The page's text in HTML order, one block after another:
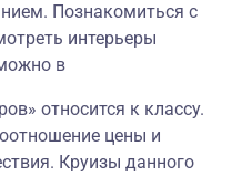
Познакомиться с
интерьеры
в
относится к классу.
цены и
Круизы данного